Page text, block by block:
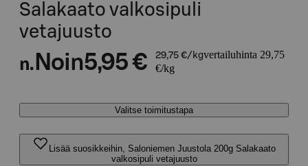
Salakaato valkosipuli
vetajuusto
n. Noin5,95 € 29,75 €/kgvertailuhinta 29,75
€/kg
Valitse toimitustapa
Lisää suosikkeihin, Saloniemen Juustola 200g Salakaato
valkosipuli vetajuusto